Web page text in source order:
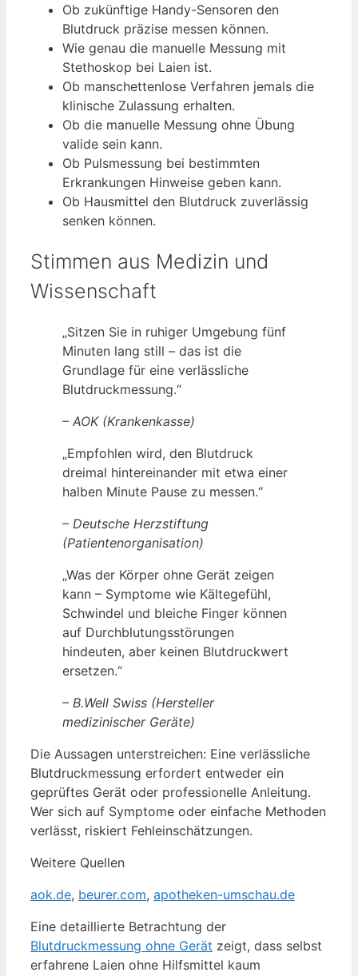
Ob zukünftige Handy-Sensoren den
Blutdruck präzise messen können.
Wie genau die manuelle Messung mit
Stethoskop bei Laien ist.
Ob manschettenlose Verfahren jemals die
klinische Zulassung erhalten.
Ob die manuelle Messung ohne Übung
valide sein kann.
Ob Pulsmessung bei bestimmten
Erkrankungen Hinweise geben kann.
Ob Hausmittel den Blutdruck zuverlässig
senken können.
Stimmen aus Medizin und
Wissenschaft
„Sitzen Sie in ruhiger Umgebung fünf
Minuten lang still – das ist die
Grundlage für eine verlässliche
Blutdruckmessung.“
– AOK (Krankenkasse)
„Empfohlen wird, den Blutdruck
dreimal hintereinander mit etwa einer
halben Minute Pause zu messen.“
– Deutsche Herzstiftung
(Patientenorganisation)
„Was der Körper ohne Gerät zeigen
kann – Symptome wie Kältegefühl,
Schwindel und bleiche Finger können
auf Durchblutungsstörungen
hindeuten, aber keinen Blutdruckwert
ersetzen.“
– B.Well Swiss (Hersteller
medizinischer Geräte)
Die Aussagen unterstreichen: Eine verlässliche
Blutdruckmessung erfordert entweder ein
geprüftes Gerät oder professionelle Anleitung.
Wer sich auf Symptome oder einfache Methoden
verlässt, riskiert Fehleinschätzungen.
Weitere Quellen
aok.de, beurer.com, apotheken-umschau.de
Eine detaillierte Betrachtung der
Blutdruckmessung ohne Gerät zeigt, dass selbst
erfahrene Laien ohne Hilfsmittel kaum